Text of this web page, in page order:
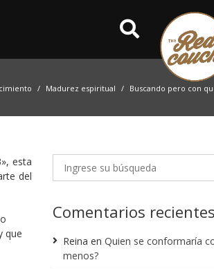
Madurez espiritual Buscando pero con
esta
del
que
Comentarios recientes
Reina en Quien se conformaría
menos?